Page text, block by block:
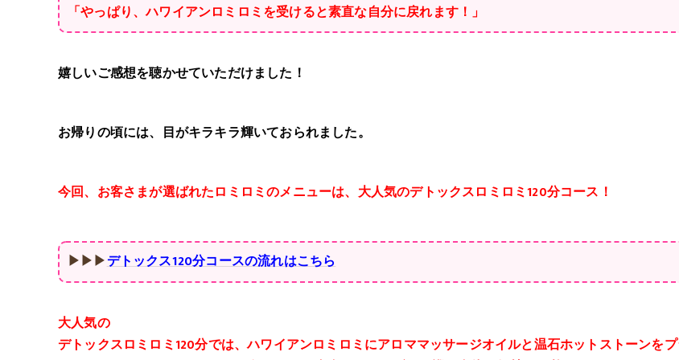
「やっぱり、ハワイアンロミロミを受けると素直な自分に戻れます ！」
嬉しいご感想を聴かせていただけました！
お帰りの頃には、目がキラキラ輝いておられました。
今回、お客さまが選ばれたロミロミのメニューは、大人気のデトックスロミロミ120分コース！
▶▶▶デトックス120分コースの流れはこちら
大人気の
デトックスロミロミ120分では、ハワイアンロミロミにアロママッサージオイルと温石ホットストーンを